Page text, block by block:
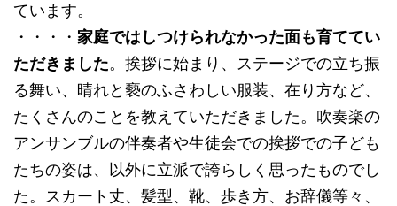
ています。
・・・・ 家庭ではしつけられなかった面も育ててい
ただきました。挨拶に始まり、ステージでの立ち振
る舞い、晴れと褻のふさわしい服装、在り方など、
たくさんのことを教えていただきました。吹奏楽の
アンサンブルの伴奏者や生徒会での挨拶での子ども
たちの姿は、以外に立派で誇らしく思ったものでし
た。スカート丈、髪型、靴、歩き方、お辞儀等々、